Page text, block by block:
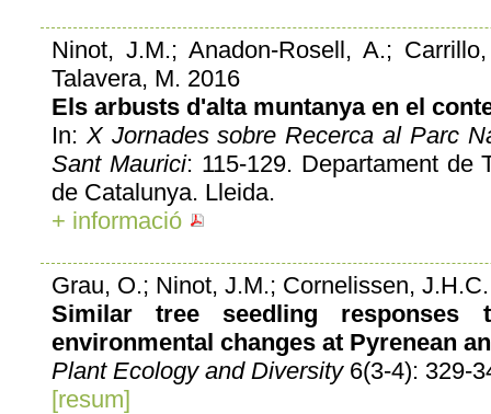
Ninot, J.M.; Anadon-Rosell, A.;
Talavera, M. 2016
Els arbusts d'alta muntanya en el
In:X Jornades sobre Recerca al Parc
Sant Maurici: 115-129. Departament de
de Catalunya. Lleida.
+ informació
Grau, O.; Ninot, J.M.; Cornelissen,
Similar tree seedling
environmental changes at Pyrenean
Plant Ecology and Diversity6(3-4): 329-
[resum]